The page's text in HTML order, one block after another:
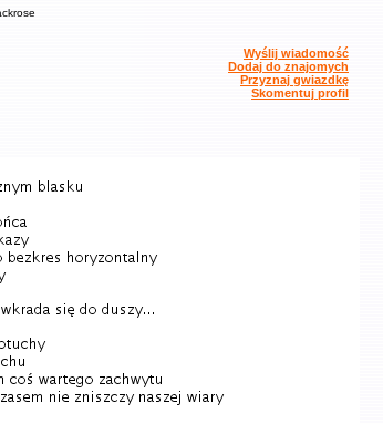
Wyślij wiadomość
Dodaj do znajomych
Przyznaj gwiazdkę
Skomentuj profil